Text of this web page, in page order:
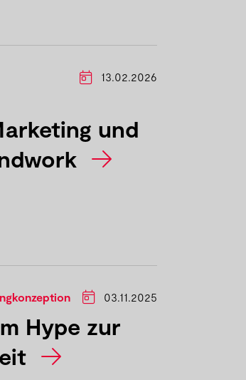
13.02.2026
und
03.11.2025
Hype zur